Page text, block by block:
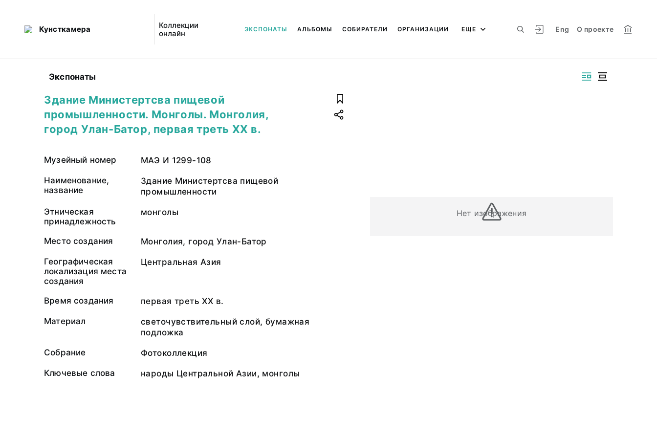
Кунсткамера
Коллекции
онлайн
Eng О проекте
ЭКСПОНАТЫ АЛЬБОМЫ СОБИРАТЕЛИ ОРГАНИЗАЦИИ ЕЩЕ
Экспонаты
Нет изображения
Здание Министертсва пищевой
промышленности. Монголы. Монголия,
город Улан-Батор, первая треть ХХ в.
Музейный номер МАЭ И 1299-108
Наименование,
название
Здание Министертсва пищевой
промышленности
Этническая
принадлежность
монголы
Место создания Монголия, город Улан-Батор
Географическая
локализация места
создания
Центральная Азия
Время создания первая треть ХХ в.
Материал
светочувствительный слой, бумажная
подложка
Собрание Фотоколлекция
Ключевые слова народы Центральной Азии, монголы